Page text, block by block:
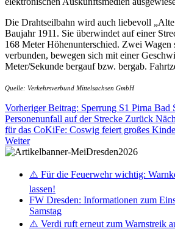
Die Drahtseilbahn wird auch liebevoll
Baujahr 1911. Sie überwindet auf einer
168 Meter Höhenunterschied. Zwei Wagen
verbunden, bewegen sich mit einer
Meter/Sekunde bergauf bzw. bergab.
Quelle: Verkehrsverbund Mittelsachsen GmbH
Vorheriger Beitrag: Sperrung S1 Pirna Bad
Personenunfall auf der Strecke Zurück
für das CoKiFe: Coswig feiert großes
Weiter
⚠️ Für die Feuerwehr wichtig:
lassen!
FW Dresden: Informationen zum
Samstag
⚠️ Verdi ruft erneut zum Warnstreik